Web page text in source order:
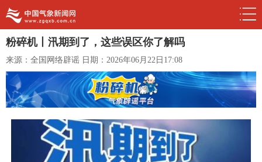
粉碎机丨汛期到了，这些误区你了解吗
来源：全国网络辟谣 日期：2026年06月22日17:08